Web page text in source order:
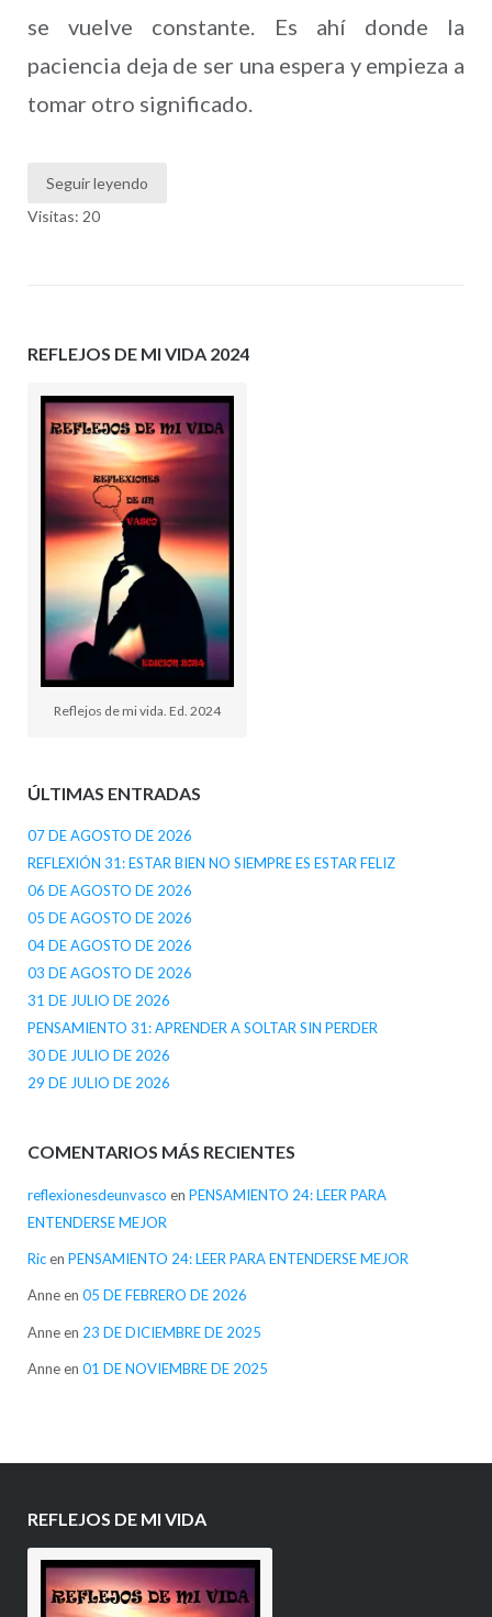
se vuelve constante. Es ahí donde la
paciencia deja de ser una espera y empieza a
tomar otro significado.
Seguir leyendo
Visitas: 20
REFLEJOS DE MI VIDA 2024
Reflejos de mi vida. Ed. 2024
ÚLTIMAS ENTRADAS
07 DE AGOSTO DE 2026
REFLEXIÓN 31: ESTAR BIEN NO SIEMPRE ES ESTAR FELIZ
06 DE AGOSTO DE 2026
05 DE AGOSTO DE 2026
04 DE AGOSTO DE 2026
03 DE AGOSTO DE 2026
31 DE JULIO DE 2026
PENSAMIENTO 31: APRENDER A SOLTAR SIN PERDER
30 DE JULIO DE 2026
29 DE JULIO DE 2026
COMENTARIOS MÁS RECIENTES
reflexionesdeunvasco en PENSAMIENTO 24: LEER PARA
ENTENDERSE MEJOR
Ricen PENSAMIENTO 24: LEER PARA ENTENDERSE MEJOR
Anneen 05 DE FEBRERO DE 2026
Anneen 23 DE DICIEMBRE DE 2025
Anneen 01 DE NOVIEMBRE DE 2025
REFLEJOS DE MI VIDA